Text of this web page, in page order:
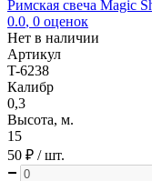
Римская свеча Magic
0.0, 0 оценок
Нет в наличии
Артикул
T-6238
Калибр
0,3
Высота, м.
15
50 ₽ / шт.